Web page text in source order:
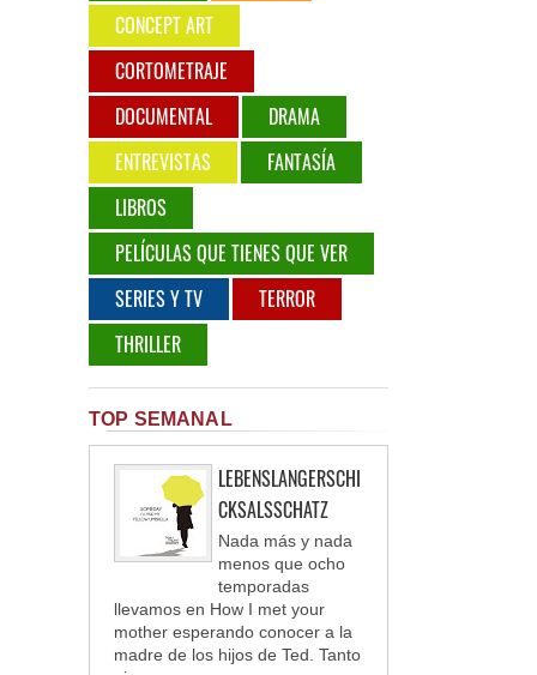
CONCEPT ART
CORTOMETRAJE
DOCUMENTAL
DRAMA
ENTREVISTAS
FANTASÍA
LIBROS
PELÍCULAS QUE TIENES QUE VER
SERIES Y TV
TERROR
THRILLER
TOP SEMANAL
LEBENSLANGERSCHI
CKSALSSCHATZ
Nada más y nada
menos que ocho
temporadas
llevamos en How I met your
mother esperando conocer a la
madre de los hijos de Ted. Tanto